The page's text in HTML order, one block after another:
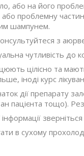
або на його
або проблемну
шампунем.
з
чутливість до
цілісно та
іноді курс
дії препарату
пацієнта тощо).
в сухому